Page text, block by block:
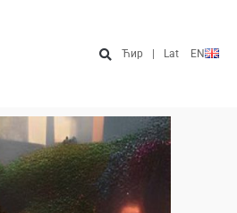
Ћир Lat EN